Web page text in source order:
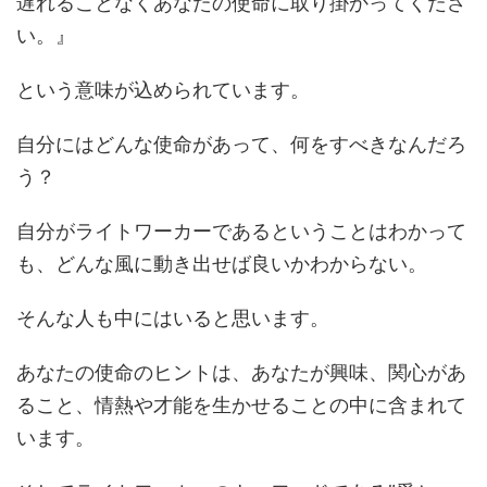
い。』
という意味が込められています。
自分にはどんな使命があって、何をすべきなんだろ
う？
自分がライトワーカーであるということはわかって
も、どんな風に動き出せば良いかわからない。
そんな人も中にはいると思います。
あなたの使命のヒントは、あなたが興味、関心があ
ること、情熱や才能を生かせることの中に含まれて
います。